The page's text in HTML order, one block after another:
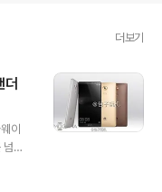
더보기
이
어
스